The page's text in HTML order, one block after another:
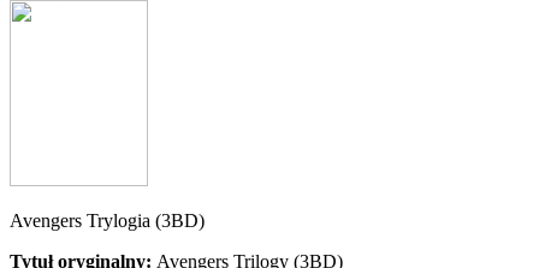
Avengers Trylogia (3BD)
Tytuł oryginalny: Avengers Trilogy (3BD)